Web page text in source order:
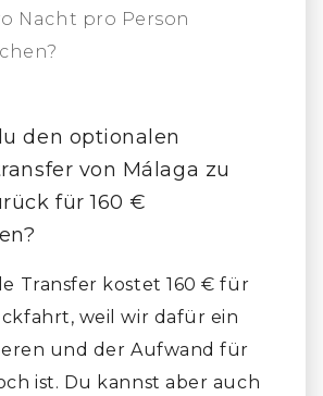
Nacht pro Person
den optionalen
von Málaga zu
für 160 €
Transfer kostet 160 € für
weil wir dafür ein
und der Aufwand für
ist. Du kannst aber auch